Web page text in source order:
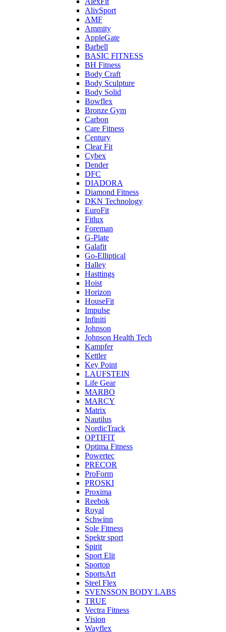
AlivSport
AMF
Ammity
AppleGate
Barbell
BASIC FITNESS
BH Fitness
Body Craft
Body Sculpture
Body Solid
Bowflex
Bronze Gym
Carbon
Care Fitness
Century
Clear Fit
Cybex
Dender
DFC
DIADORA
Diamond Fitness
DKN Technology
EuroFit
Fitlux
Foreman
G-Plate
Galafit
Go-Elliptical
Halley
Hasttings
Hoist
Horizon
HouseFit
Impulse
Infiniti
Johnson
Johnson Health Tech
Kampfer
Kettler
Key Point
LAUFSTEIN
Life Gear
MARBO
MARCY
Matrix
Nautilus
NordicTrack
OPTIFIT
Optima Fitness
Powertec
PRECOR
ProForm
PROSKI
Proxima
Reebok
Royal
Schwinn
Sole Fitness
Spektr sport
Spirit
Sport Elit
Sportop
SportsArt
Steel Flex
SVENSSON BODY LABS
TRUE
Vectra Fitness
Vision
Wayflex